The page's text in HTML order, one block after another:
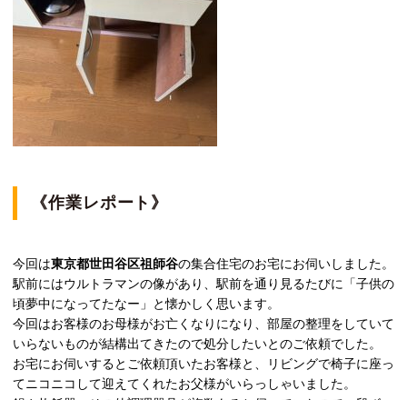
《作業レポート》
今回は東京都世田谷区祖師谷の集合住宅のお宅にお伺いしました。
駅前にはウルトラマンの像があり、駅前を通り見るたびに「子供の
頃夢中になってたなー」と懐かしく思います。
今回はお客様のお母様がお亡くなりになり、部屋の整理をしていて
いらないものが結構出てきたので処分したいとのご依頼でした。
お宅にお伺いするとご依頼頂いたお客様と、リビングで椅子に座っ
てニコニコして迎えてくれたお父様がいらっしゃいました。